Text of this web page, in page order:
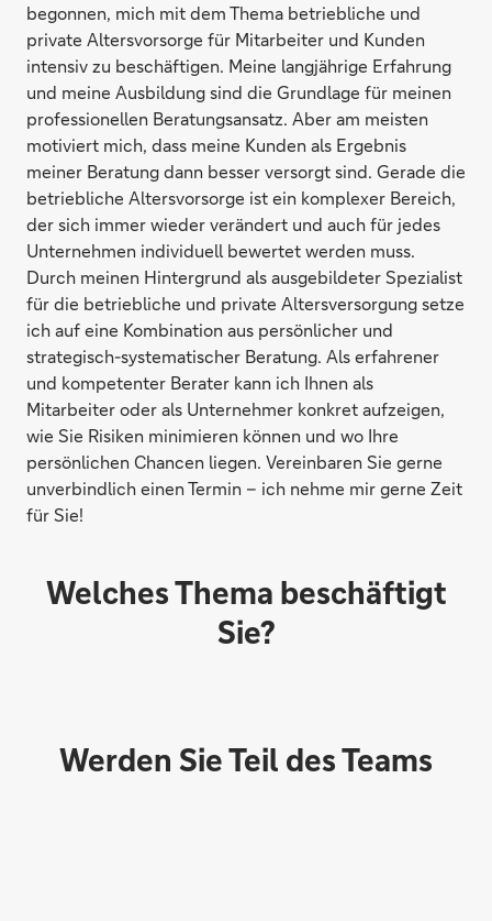
begonnen, mich mit dem Thema betriebliche und
private Altersvorsorge für Mitarbeiter und Kunden
intensiv zu beschäftigen. Meine langjährige Erfahrung
und meine Ausbildung sind die Grundlage für meinen
professionellen Beratungsansatz. Aber am meisten
motiviert mich, dass meine Kunden als Ergebnis
meiner Beratung dann besser versorgt sind. Gerade die
betriebliche Altersvorsorge ist ein komplexer Bereich,
der sich immer wieder verändert und auch für jedes
Unternehmen individuell bewertet werden muss.
Durch meinen Hintergrund als ausgebildeter Spezialist
für die betriebliche und private Altersversorgung setze
ich auf eine Kombination aus persönlicher und
strategisch-systematischer Beratung. Als erfahrener
und kompetenter Berater kann ich Ihnen als
Mitarbeiter oder als Unternehmer konkret aufzeigen,
wie Sie Risiken minimieren können und wo Ihre
persönlichen Chancen liegen. Vereinbaren Sie gerne
unverbindlich einen Termin – ich nehme mir gerne Zeit
für Sie!
Welches Thema beschäftigt
Sie?
Werden Sie Teil des Teams